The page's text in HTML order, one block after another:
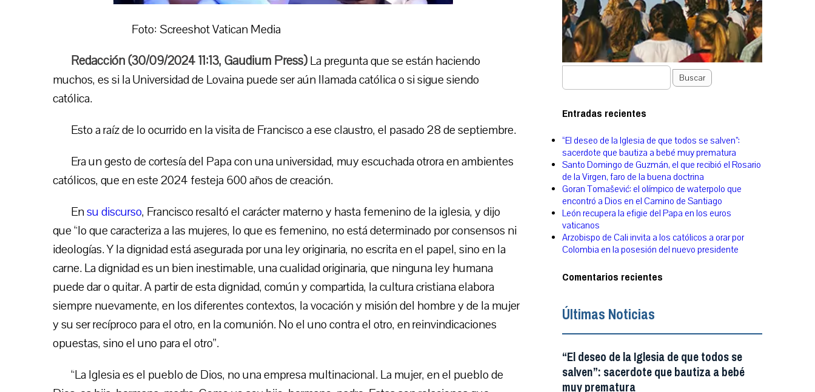
Foto: Screeshot Vatican Media
Redacción (30/09/2024 11:13, Gaudium Press)La pregunta que se están haciendo
muchos, es si la Universidad de Lovaina puede ser aún llamada católica o si sigue siendo
católica.
Esto a raíz de lo ocurrido en la visita de Francisco a ese claustro, el pasado 28 de septiembre.
Era un gesto de cortesía del Papa con una universidad, muy escuchada otrora en ambientes
católicos, que en este 2024 festeja 600 años de creación.
Ensu discurso, Francisco resaltó el carácter materno y hasta femenino de la iglesia, y dijo
que “lo que caracteriza a las mujeres, lo que es femenino, no está determinado por consensos ni
ideologías. Y la dignidad está asegurada por una ley originaria, no escrita en el papel, sino en la
carne. La dignidad es un bien inestimable, una cualidad originaria, que ninguna ley humana
puede dar o quitar. A partir de esta dignidad, común y compartida, la cultura cristiana elabora
siempre nuevamente, en los diferentes contextos, la vocación y misión del hombre y de la mujer
y su ser recíproco para el otro, en la comunión. No el uno contra el otro, en reinvindicaciones
opuestas, sino el uno para el otro”.
“La Iglesia es el pueblo de Dios, no una empresa multinacional. La mujer, en el pueblo de
Buscar
Entradas recientes
“El deseo de la Iglesia de que todos se salven”:
sacerdote que bautiza a bebé muy prematura
Santo Domingo de Guzmán, el que recibió el Rosario
de la Virgen, faro de la buena doctrina
Goran Tomašević: el olímpico de waterpolo que
encontró a Dios en el Camino de Santiago
León recupera la efigie del Papa en los euros
vaticanos
Arzobispo de Cali invita a los católicos a orar por
Colombia en la posesión del nuevo presidente
Comentarios recientes
Últimas Noticias
“El deseo de la Iglesia de que todos se
salven”: sacerdote que bautiza a bebé
muy prematura